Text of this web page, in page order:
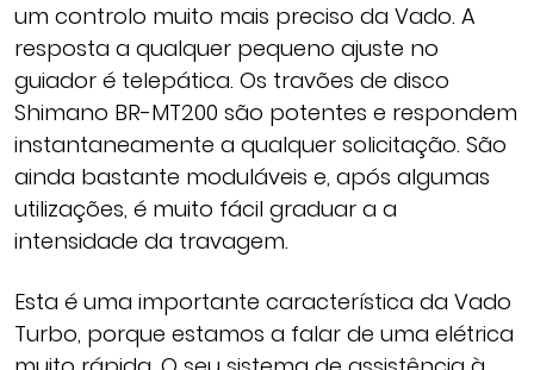
um controlo muito mais preciso da Vado. A
resposta a qualquer pequeno ajuste no
guiador é telepática. Os travões de disco
Shimano BR-MT200 são potentes e respondem
instantaneamente a qualquer solicitação. São
ainda bastante moduláveis e, após algumas
utilizações, é muito fácil graduar a a
intensidade da travagem.
Esta é uma importante característica da Vado
Turbo, porque estamos a falar de uma elétrica